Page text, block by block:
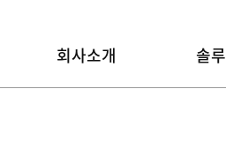
회사소개 솔